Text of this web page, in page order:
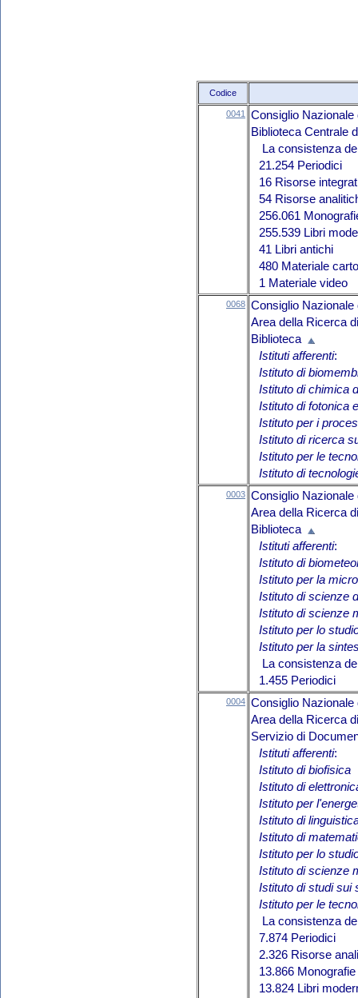
Codice
0041
Consiglio Nazionale
Biblioteca Centrale
La consistenza
21.254 Periodici
16 Risorse
54 Risorse
256.061
255.539 Libri
41 Libri antichi
480 Materiale
1 Materiale video
0068 Consiglio Nazionale
Area della Ricerca
Biblioteca
Istituti afferenti:
Istituto di
Istituto di chimica
Istituto di fotonica
Istituto per i
Istituto di ricerca
Istituto per le
Istituto di
0003 Consiglio Nazionale
Area della Ricerca
Biblioteca
Istituti afferenti:
Istituto di
Istituto per la
Istituto di scienze
Istituto di scienze
Istituto per lo
Istituto per la
La consistenza
1.455 Periodici
0004 Consiglio Nazionale
Area della Ricerca
Servizio di
Istituti afferenti:
Istituto di biofisica
Istituto di
Istituto per
Istituto di
Istituto di
Istituto per lo
Istituto di scienze
Istituto di studi sui
Istituto per le
La consistenza
7.874 Periodici
2.326 Risorse
13.866
13.824 Libri